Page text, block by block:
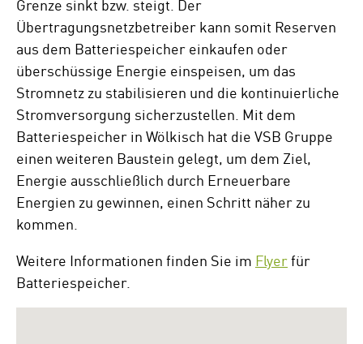
Übertragungsnetzbetreiber kann somit Reserven
aus dem Batteriespeicher einkaufen oder
überschüssige Energie einspeisen, um das
Stromnetz zu stabilisieren und die kontinuierliche
Stromversorgung sicherzustellen. Mit dem
Batteriespeicher in Wölkisch hat die VSB Gruppe
einen weiteren Baustein gelegt, um dem Ziel,
Energie ausschließlich durch Erneuerbare
Energien zu gewinnen, einen Schritt näher zu
kommen.
Weitere Informationen finden Sie im Flyerfür
Batteriespeicher.